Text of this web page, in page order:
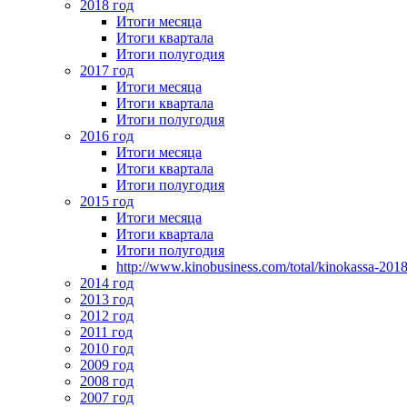
2018 год
Итоги месяца
Итоги квартала
Итоги полугодия
2017 год
Итоги месяца
Итоги квартала
Итоги полугодия
2016 год
Итоги месяца
Итоги квартала
Итоги полугодия
2015 год
Итоги месяца
Итоги квартала
Итоги полугодия
http://www.kinobusiness.com/total/kinokassa-
2014 год
2013 год
2012 год
2011 год
2010 год
2009 год
2008 год
2007 год